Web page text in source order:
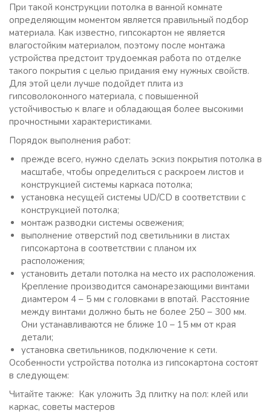
При такой конструкции потолка в ванной комнате
определяющим моментом является правильный подбор
материала. Как известно, гипсокартон не является
влагостойким материалом, поэтому после монтажа
устройства предстоит трудоемкая работа по отделке
такого покрытия с целью придания ему нужных свойств.
Для этой цели лучше подойдет плита из
гипсоволоконного материала, с повышенной
устойчивостью к влаге и обладающая более высокими
прочностными характеристиками.
Порядок выполнения работ:
прежде всего, нужно сделать эскиз покрытия потолка в
масштабе, чтобы определиться с раскроем листов и
конструкцией системы каркаса потолка;
установка несущей системы UD/CD в соответствии с
конструкцией потолка;
монтаж разводки системы освежения;
выполнение отверстий под светильники в листах
гипсокартона в соответствии с планом их
расположения;
установить детали потолка на место их расположения.
Крепление производится самонарезающими винтами
диамтером 4 – 5 мм с головками в впотай. Расстояние
между винтами должно быть не более 250 – 300 мм.
Они устанавливаются не ближе 10 – 15 мм от края
детали;
установка светильников, подключение к сети.
Особенности устройства потолка из гипсокартона состоят
в следующем:
Читайте также: Как уложить 3д плитку на пол: клей или
каркас, советы мастеров